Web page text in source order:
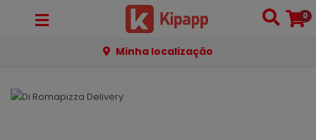
0
Minha localização